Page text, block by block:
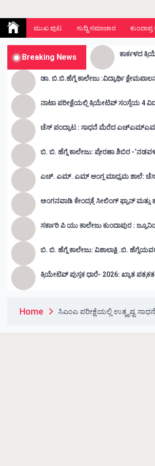
Kunda Vahini –
ಮುಖ ಪುಟ ಸುದ್ದಿ ಸಮಾಚಾರ ಕುಂದಾಪ್ರ
Breaking News ಕಾರ್ಕಳದ
ನಾಟಾ ಪರೀಕ್ಷೆಯಲ್ಲಿ ಕ್ರಿಯೇಟಿವ್ ಸಂಸ್ಥೆಯ 4
ಚೆಸ್ ಪಂದ್ಯಾಟ :
ಬಿ. ಬಿ. ಹೆಗ್ಡೆ ಕಾಲೇಜು: ಪ್ರೇರಣಾ ಶಿಬಿರ -
ಎಚ್. ಎಮ್. ಎಮ್ ಆಂಗ್ಲ ಮಾಧ್ಯಮ ಶಾಲೆ: ಚೆಸ್
ಅಂಗನವಾಡಿ ಕೇಂದ್ರಕ್ಕೆ ಸೀಲಿಂಗ್ ಫ್ಯಾನ್
ಸರ್ಕಾರಿ ಪಿ ಯು ಕಾಲೇಜು ಕುಂದಾಪುರ :
ಬಿ. ಬಿ. ಹೆಗ್ಡೆ ಕಾಲೇಜು: ವಿಶಾಲಾಕ್ಷಿ .ಬಿ.
ಕ್ರಿಯೇಟಿವ್ ಪುಸ್ತಕ ಧಾರೆ- 2026: ಖ್ಯಾತ
Home ಸಿಎಂಎ ಪರೀಕ್ಷೆಯಲ್ಲಿ ಉತ್ಕೃಷ್ಟ